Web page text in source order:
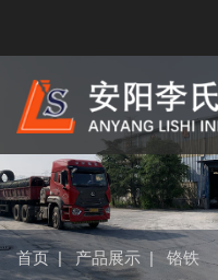
首页 | 产品展示 | 铬铁